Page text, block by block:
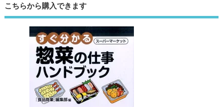
こちらから購入できます